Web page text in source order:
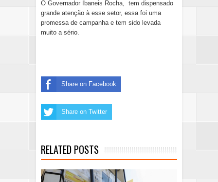
O Governador Ibaneis Rocha, tem dispensado
grande atenção à esse setor, essa foi uma
promessa de campanha e tem sido levada
muito a sério.
Share on Facebook
Share on Twitter
RELATED POSTS